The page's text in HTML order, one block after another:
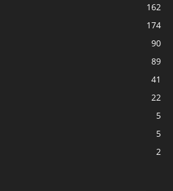
162
174
90
89
41
22
5
5
2